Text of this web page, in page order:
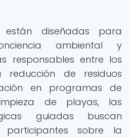
están diseñadas para
ambiental y
responsables entre los
reducción de residuos
en programas de
de playas, las
guiadas buscan
participantes sobre la